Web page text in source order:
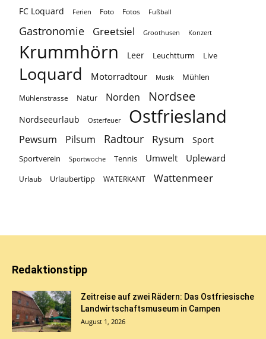
FC Loquard Ferien Foto Fotos Fußball
Gastronomie Greetsiel Groothusen Konzert
Krummhörn Leer Leuchtturm Live
Loquard Motorradtour Musik Mühlen
Mühlenstrasse Natur Norden Nordsee
Nordseeurlaub Osterfeuer Ostfriesland
Pewsum Pilsum Radtour Rysum Sport
Sportverein Sportwoche Tennis Umwelt Upleward
Urlaub Urlaubertipp WATERKANT Wattenmeer
Redaktionstipp
Zeitreise auf zwei Rädern: Das Ostfriesische
Landwirtschaftsmuseum in Campen
August 1, 2026